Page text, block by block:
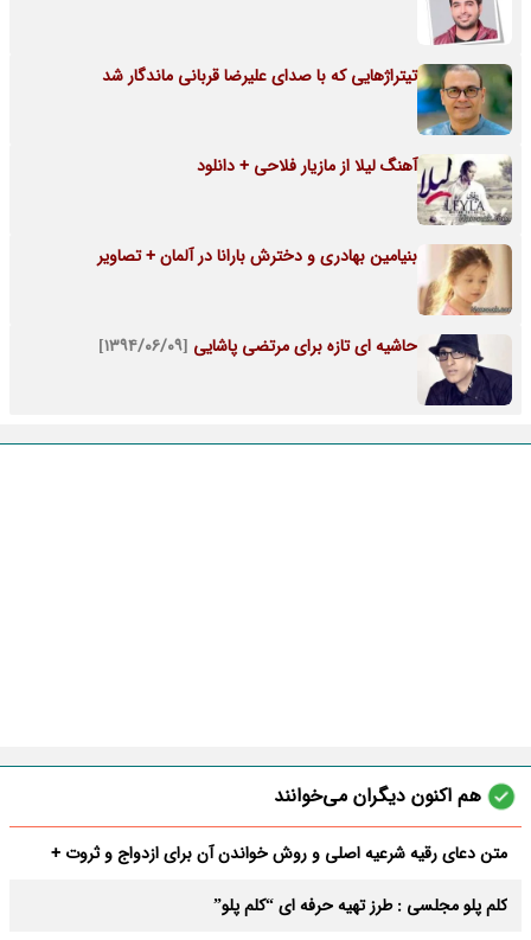
تیتراژهایی که با صدای علیرضا قربانی ماندگار شد
آهنگ لیلا از مازیار فلاحی + دانلود
بنیامین بهادری و دخترش بارانا در آلمان + تصاویر
حاشیه ای تازه برای مرتضی پاشایی [۱۳۹۴/۰۶/۰۹]
هم اکنون دیگران می‌خوانند
متن دعای رقیه شرعیه اصلی و روش خواندن آن برای ازدواج و ثروت +
کلم پلو مجلسی : طرز تهیه حرفه ای “کلم پلو”